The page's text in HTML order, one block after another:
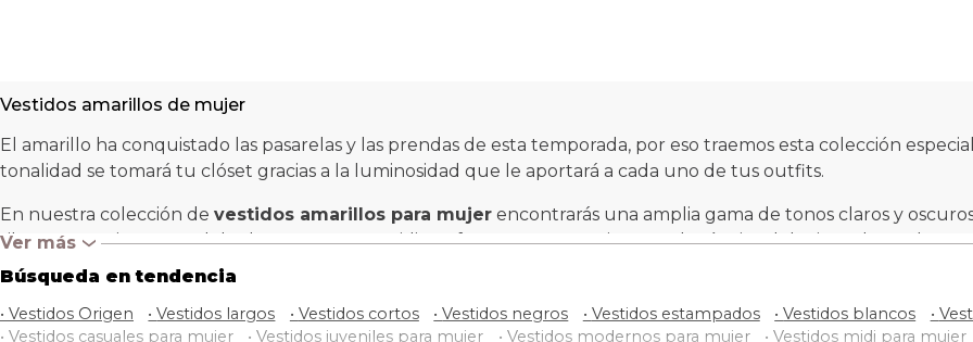
Vestidos amarillos de mujer
El amarillo ha conquistado las pasarelas y las prendas de esta temporada, por eso traemos esta colección
tonalidad se tomará tu clóset gracias a la luminosidad que le aportará a cada uno de tus outfits.
En nuestra colección de vestidos amarillos para mujer encontrarás una amplia gama de tonos claros y
silueta, manejamos modelos largos, cortos y midi, perfectos para experimentar la técnica del mix and match.
Junto a su color vibrante, estos vestidos destacan por marcar la diferencia a partir de telas fluidas, escotes
múltiples acabados que los hacen mucho más trendy.
Ver más‹
Búsqueda en tendencia
• Vestidos Origen •Vestidos largos • Vestidos cortos •Vestidos negros • Vestidos estampados •Vestidos blancos •
• Vestidos casuales para mujer •Vestidos juveniles para mujer • Vestidos modernos para mujer •Vestidos midi para mujer